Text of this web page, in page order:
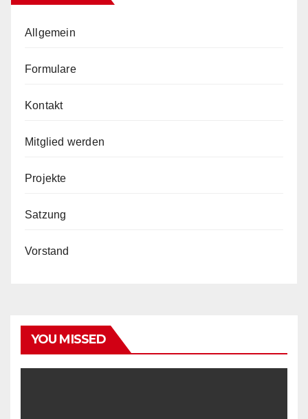
Allgemein
Formulare
Kontakt
Mitglied werden
Projekte
Satzung
Vorstand
YOU MISSED